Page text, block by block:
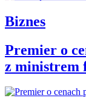
Biznes
Premier o
z ministrem